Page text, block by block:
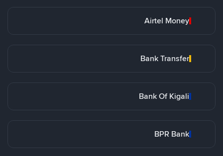
Airtel Money
Bank Transfer
Bank Of Kigali
BPR Bank